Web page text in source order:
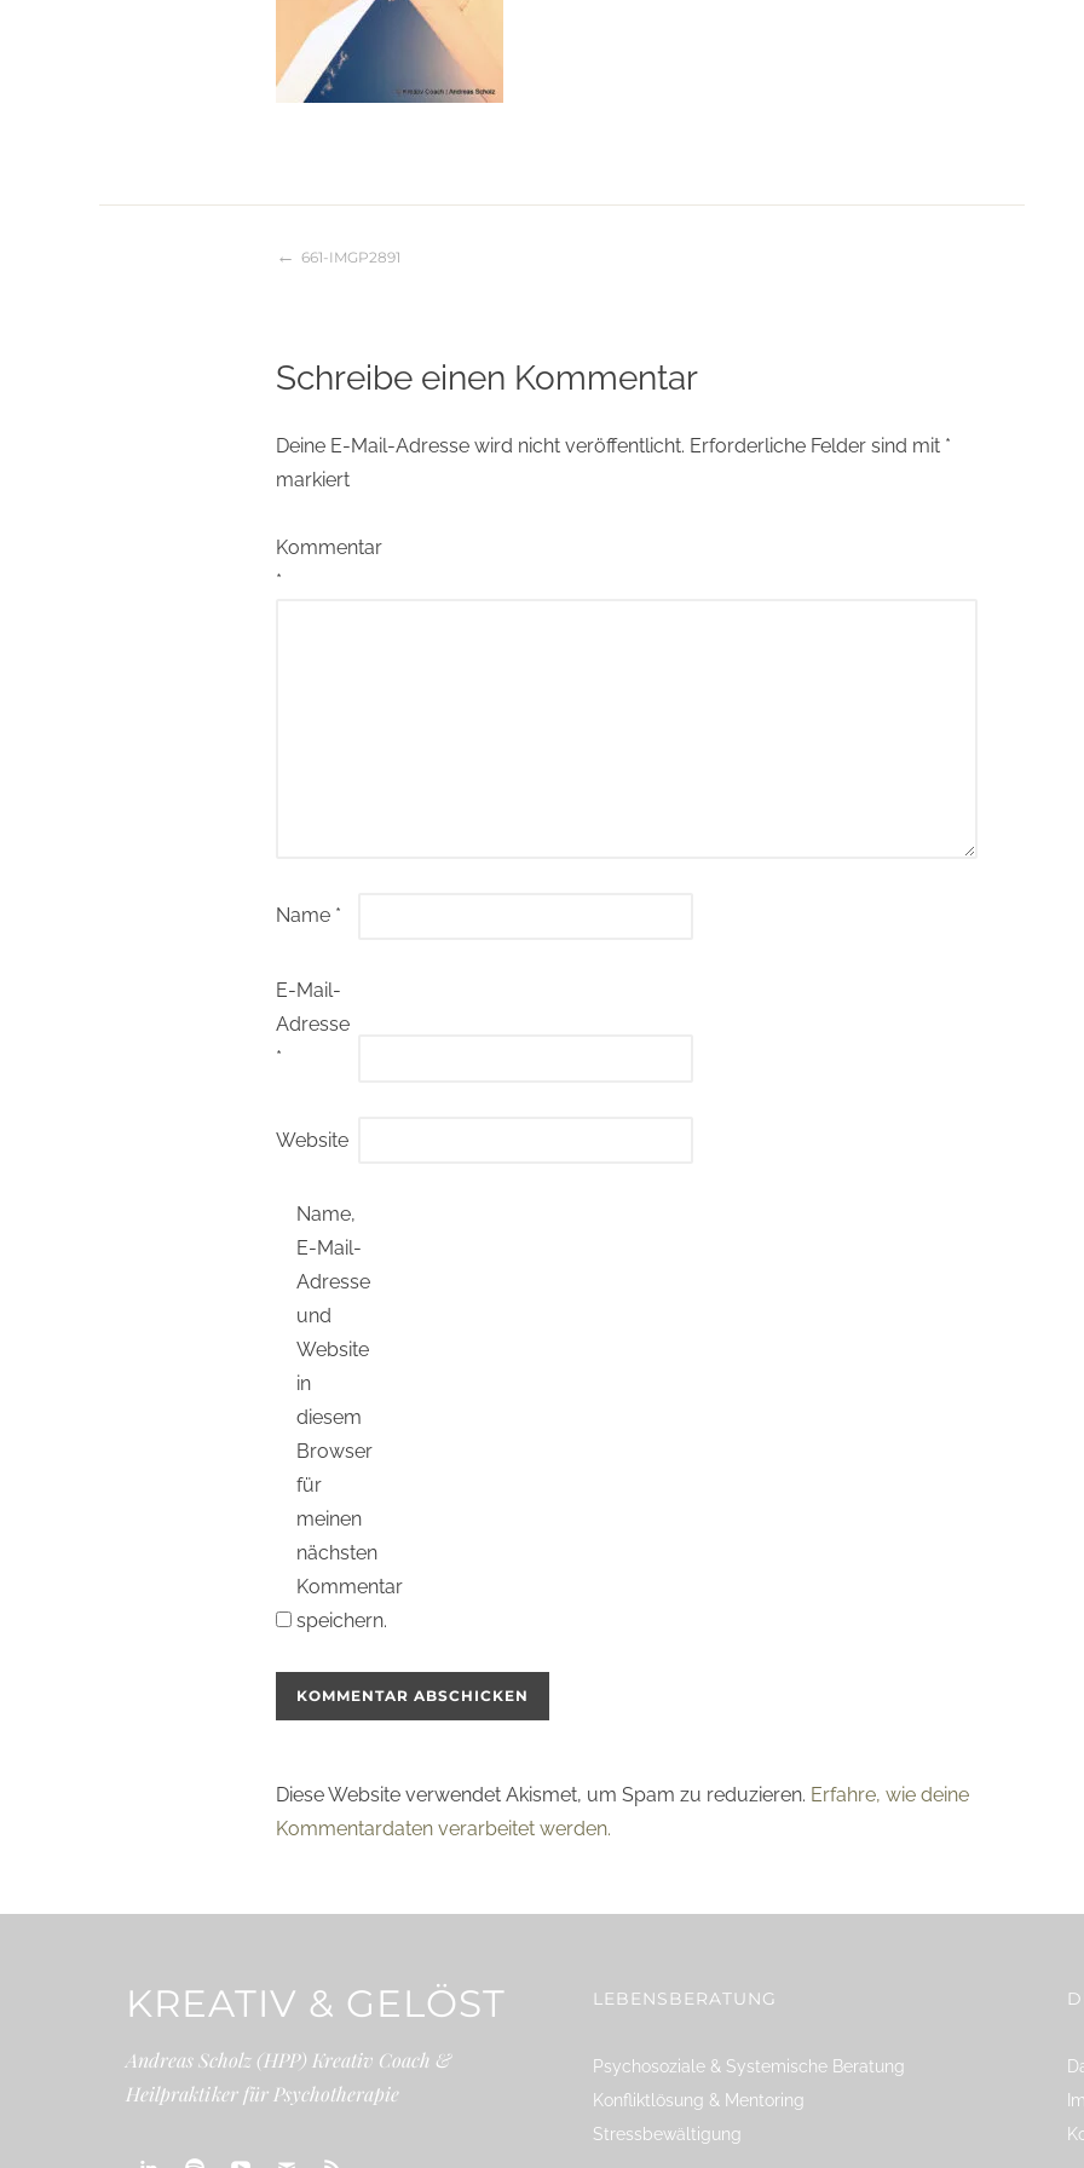
Beitragsnavigation
661-IMGP2891
Schreibe einen Kommentar
Deine E-Mail-Adresse wird nicht veröffentlicht. Erforderliche Felder sind mit *
markiert
Kommentar
*
Name *
E-Mail-
Adresse
*
Website
Name,
E-Mail-
Adresse
und
Website
in
diesem
Browser
für
meinen
nächsten
Kommentar
speichern.
Diese Website verwendet Akismet, um Spam zu reduzieren. Erfahre, wie deine
Kommentardaten verarbeitet werden.
KREATIV & GELÖST
Andreas Scholz (HPP) Kreativ Coach &
Heilpraktiker für Psychotherapie
LEBENSBERATUNG
Psychosoziale & Systemische Beratung
Konfliktlösung & Mentoring
Stressbewältigung